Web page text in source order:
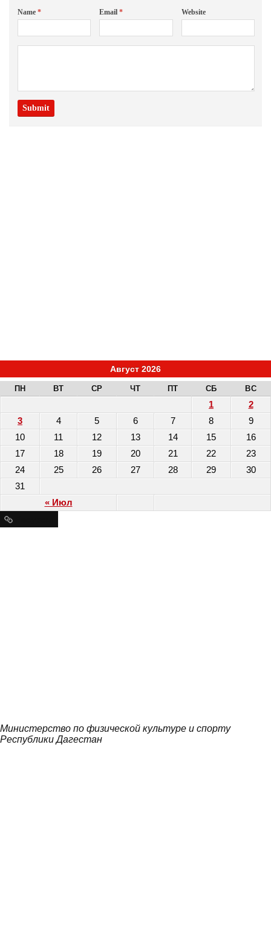
Name * Email* Website
Август 2026
ПН ВТ СР ЧТ ПТ СБ ВС
« Июл
1
2
3
4 5 6 7 8
9
10
11 12 13 14 15
16
17
18 19 20 21 22
23
24
25 26 27 28 29
30
31
Министерство по физической культуре и спорту
Республики Дагестан